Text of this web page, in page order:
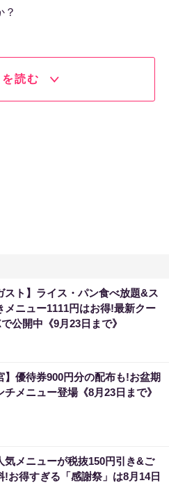
？
読む
スト】ライス・パン食べ放題&ス
メニュー1111円はお得!最新クー
公開中《9月23日まで》
】優待券900円分の配布も!お盆期
チメニュー登場《8月23日まで》
気メニューが税抜150円引き&ご
!お得すぎる「感謝祭」は8月14日